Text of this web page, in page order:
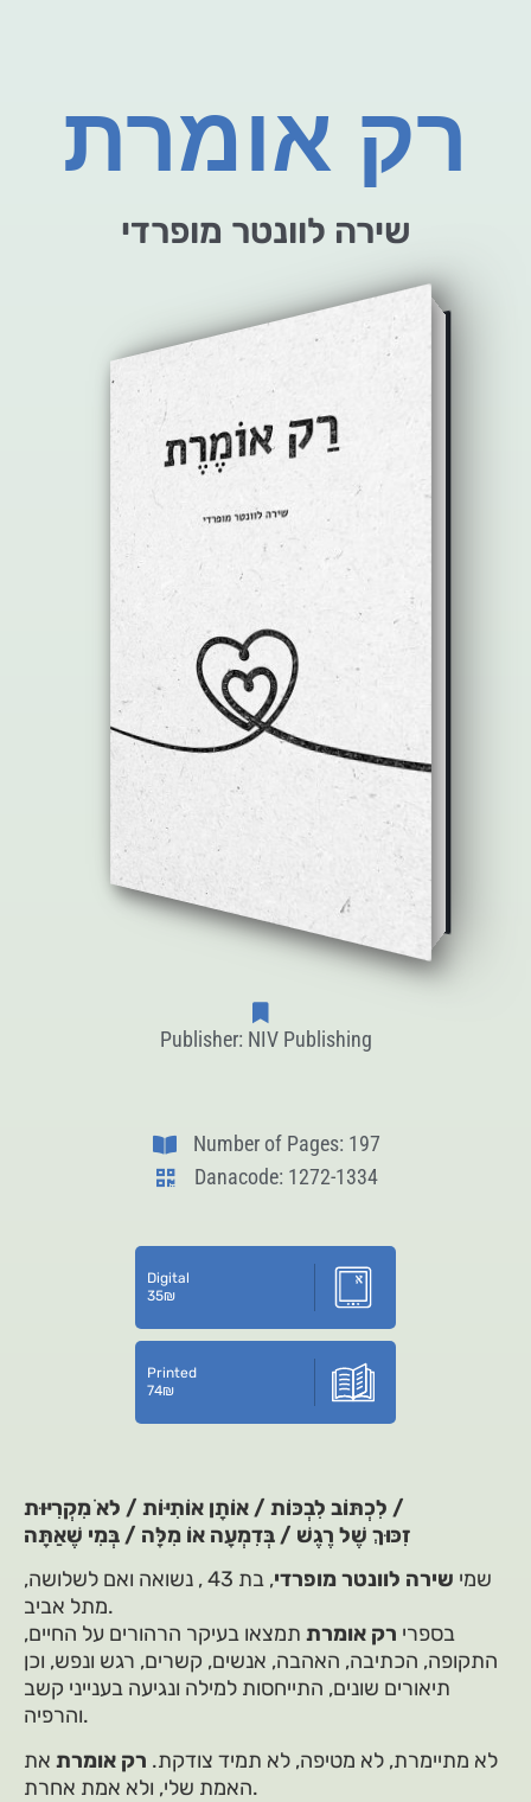
רק אומרת
שירה לוונטר מופרדי
Publisher: NIV Publishing
Number of Pages: 197
Danacode: 1272-1334
Digital
35₪
Printed
74₪
לִכְתּוֹב לִבְכּוֹת / אוֹתָן אוֹתִיּוֹת / לאֹ מִקְרִיּוּת /
זִכּוּךְ שֶׁל רֶגֶשׁ / בְּדִמְעָה אוֹ מִלָּה / בְּמִי שֶׁאַתָּה
שמי שירה לוונטר מופרדי
, בת 43 , נשואה ואם לשלושה,
מתל אביב.
בספרי רק אומרת תמצאו בעיקר הרהורים על החיים,
התקופה, הכתיבה, האהבה, אנשים, קשרים, רגש ונפש, וכן
תיאורים שונים, התייחסות למילה ונגיעה בענייני קשב
והרפיה.
לא מתיימרת, לא מטיפה, לא תמיד צודקת. רק אומרת את
האמת שלי, ולא אמת אחרת.